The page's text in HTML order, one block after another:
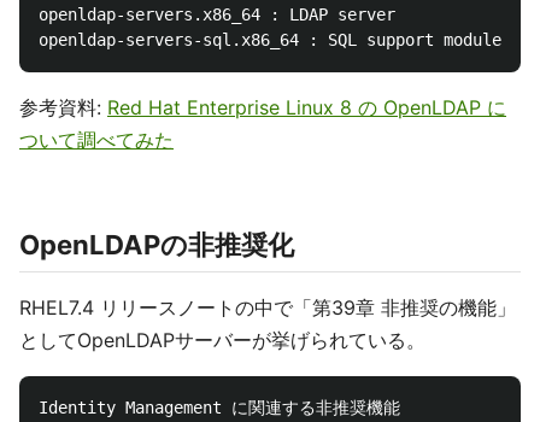
openldap-servers.x86_64 : LDAP server
参考資料: Red Hat Enterprise Linux 8 の OpenLDAP に
ついて調べてみた
OpenLDAPの非推奨化
RHEL7.4 リリースノートの中で「第39章 非推奨の機能」
としてOpenLDAPサーバーが挙げられている。
Identity Management に関連する非推奨機能